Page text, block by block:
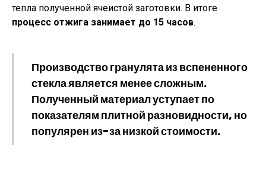
тепла полученной ячеистой заготовки. В итоге
процесс отжига занимает до 15 часов.
Производство гранулята из вспененного
стекла является менее сложным.
Полученный материал уступает по
показателям плитной разновидности, но
популярен из-за низкой стоимости.